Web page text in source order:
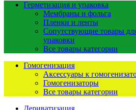
Герметизация и упаковка
Мембраны и фольга
Пленки и ленты
Сопутствующие товары
упаковки
Все товары категории
Гомогенизация
Аксессуары к
Гомогенизаторы
Все товары категории
Дериватизация